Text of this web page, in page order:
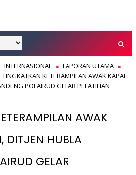
INTERNASIONAL
LAPORAN UTAMA
TINGKATKAN KETERAMPILAN AWAK KAPAL
POLAIRUD GELAR PELATIHAN
AWAK
DITJEN HUBLA
GELAR